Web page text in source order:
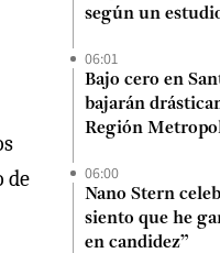
de
según un
06:01
Bajo cero en
bajarán
Región
06:00
Nano Stern
siento que he
en candidez”